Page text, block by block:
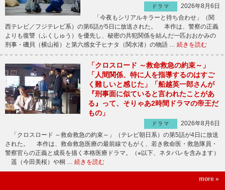
ドラマ
2026年8月6日
「今夜もシリアルキラーと待ち合わせ」（関
西テレビ／フジテレビ系）の第6話が5日に放送された。 本作は、警察の正義
よりも復讐（ふくしゅう）を優先し、秘密の共犯関係を結んだ一匹おおかみの
刑事・磯貝（横山裕）と第六感女子ヒナタ（関水渚）の物語 … 続きを読む
「クロスロード ～救命救急の約束～」
「人間関係、特に人を指導するのはすご
く難しいと感じた」「船越英一郎さんが
『刑事面に似ていると言われたことがあ
る』って、そりゃあ2時間ドラマの帝王だ
もの」
ドラマ
2026年8月6日
「クロスロード ～救命救急の約束～」（テレビ朝日系）の第5話が4日に放送
された。 本作は、救命救急医療の最前線でもがく、若き救命医・救急隊員・
警察官らの正義と成長を描く本格医療ドラマ。（※以下、ネタバレを含みます）
遥（今田美桜）や桐 … 続きを読む
more »